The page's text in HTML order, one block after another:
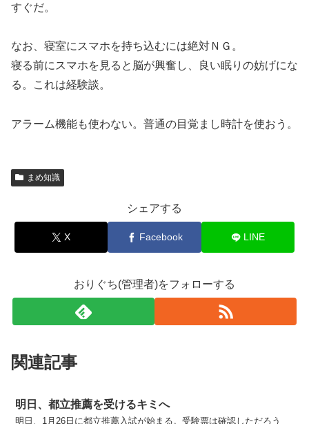
すぐだ。
なお、寝室にスマホを持ち込むには絶対ＮＧ。
寝る前にスマホを見ると脳が興奮し、良い眠りの妨げにな
る。これは経験談。
アラーム機能も使わない。普通の目覚まし時計を使おう。
まめ知識
シェアする
X Facebook LINE
おりぐち(管理者)をフォローする
関連記事
明日、都立推薦を受けるキミへ
明日、1月26日に都立推薦入試が始まる。受験票は確認しただろう